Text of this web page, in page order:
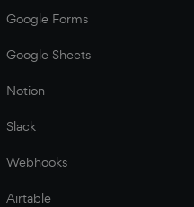
Google Forms
Google Sheets
Notion
Slack
Webhooks
Airtable